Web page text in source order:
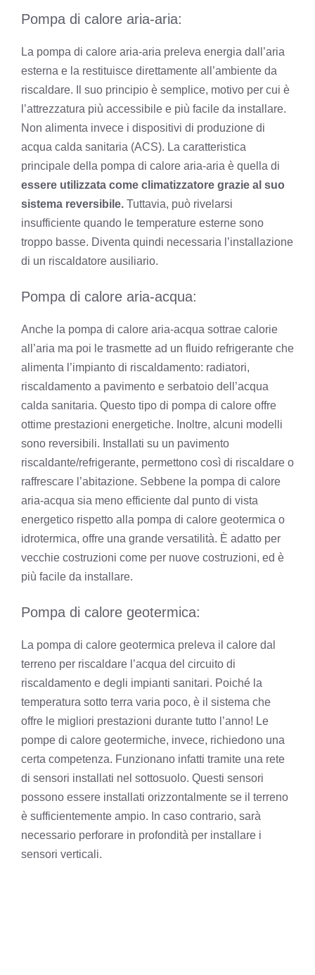
Pompa di calore aria-aria:
La pompa di calore aria-aria preleva energia dall’aria
esterna e la restituisce direttamente all’ambiente da
riscaldare. Il suo principio è semplice, motivo per cui è
l’attrezzatura più accessibile e più facile da installare.
Non alimenta invece i dispositivi di produzione di
acqua calda sanitaria (ACS). La caratteristica
principale della pompa di calore aria-aria è quella di
essere utilizzata come climatizzatore grazie al suo
sistema reversibile. Tuttavia, può rivelarsi
insufficiente quando le temperature esterne sono
troppo basse. Diventa quindi necessaria l’installazione
di un riscaldatore ausiliario.
Pompa di calore aria-acqua:
Anche la pompa di calore aria-acqua sottrae calorie
all’aria ma poi le trasmette ad un fluido refrigerante che
alimenta l’impianto di riscaldamento: radiatori,
riscaldamento a pavimento e serbatoio dell’acqua
calda sanitaria. Questo tipo di pompa di calore offre
ottime prestazioni energetiche. Inoltre, alcuni modelli
sono reversibili. Installati su un pavimento
riscaldante/refrigerante, permettono così di riscaldare o
raffrescare l’abitazione. Sebbene la pompa di calore
aria-acqua sia meno efficiente dal punto di vista
energetico rispetto alla pompa di calore geotermica o
idrotermica, offre una grande versatilità. È adatto per
vecchie costruzioni come per nuove costruzioni, ed è
più facile da installare.
Pompa di calore geotermica:
La pompa di calore geotermica preleva il calore dal
terreno per riscaldare l’acqua del circuito di
riscaldamento e degli impianti sanitari. Poiché la
temperatura sotto terra varia poco, è il sistema che
offre le migliori prestazioni durante tutto l’anno! Le
pompe di calore geotermiche, invece, richiedono una
certa competenza. Funzionano infatti tramite una rete
di sensori installati nel sottosuolo. Questi sensori
possono essere installati orizzontalmente se il terreno
è sufficientemente ampio. In caso contrario, sarà
necessario perforare in profondità per installare i
sensori verticali.